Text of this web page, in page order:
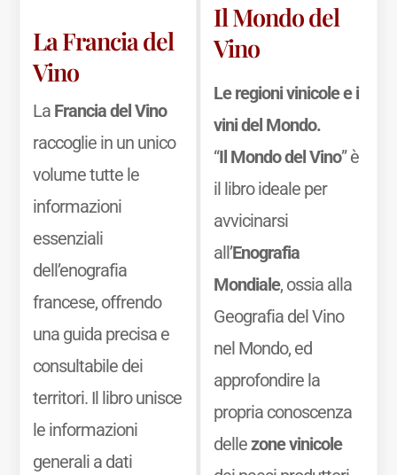
La Francia del
Vino
La Francia del Vino
raccoglie in un unico
volume tutte le
informazioni
essenziali
dell’enografia
francese, offrendo
una guida precisa e
consultabile dei
territori. Il libro unisce
le informazioni
generali a dati
Il Mondo del
Vino
Le regioni vinicole e i
vini del Mondo.
“Il Mondo del Vino” è
il libro ideale per
avvicinarsi
all’Enografia
Mondiale, ossia alla
Geografia del Vino
nel Mondo, ed
approfondire la
propria conoscenza
dellezone vinicole